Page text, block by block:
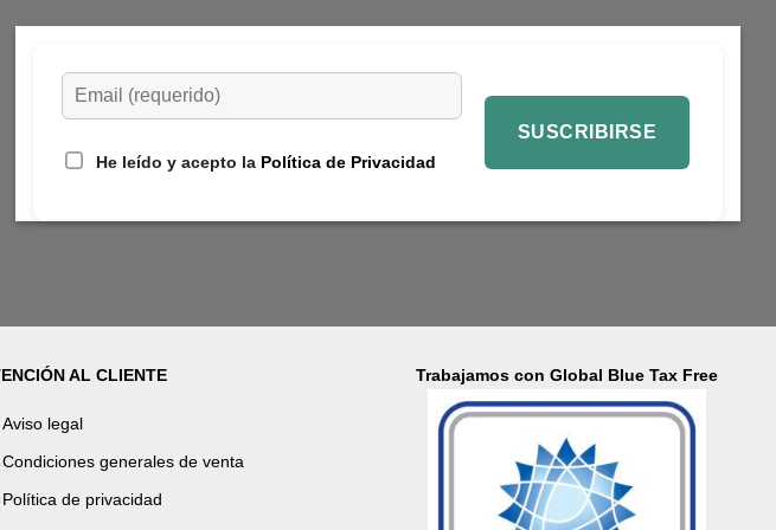
He leído y acepto la Política de Privacidad
AL CLIENTE
Aviso legal
Condiciones generales de venta
Política de privacidad
Trabajamos con Global Blue Tax Free